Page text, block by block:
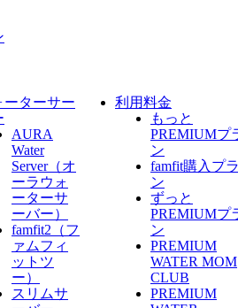
ーターサー
AURA
Water
Server​（オ
ーラウォ
ーターサ
ーバー）
famfit2（フ
ァムフィ
ットツ
ー）
スリムサ
利用料金
もっと
PREMIUMプ
ン
famfit購入プ
ン
ずっと
PREMIUMプ
ン
PREMIUM
WATER MOM
CLUB
PREMIUM